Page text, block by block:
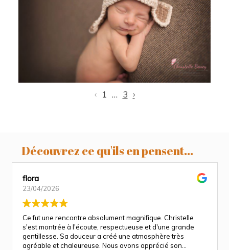
Enzo, 8 jours, séance nouveau-né
Castres, photographe nouveau-né
Castres, Toulouse, Revel
‹ 1 … 3 ›
Découvrez ce qu'ils en pensent...
flora
23/04/2026
Ce fut une rencontre absolument magnifique. Christelle
s'est montrée à l'écoute, respectueuse et d'une grande
gentillesse. Sa douceur a créé une atmosphère très
agréable et chaleureuse. Nous avons apprécié son